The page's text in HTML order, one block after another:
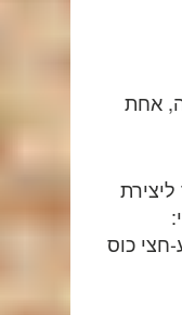
אחת
חצי כוס